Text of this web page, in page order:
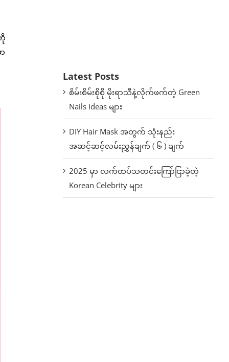
Latest Posts
စိမ်းစိမ်းစိုစို မိုးရာသီနဲ့လိုက်ဖက်တဲ့ Green
Nails Ideas များ
DIY Hair Mask အတွက် သုံးနည်း
အဆင့်ဆင့်လမ်းညွှန်ချက် ( ၆ ) ချက်
2025 မှာ လက်ထပ်သတင်းကြော်ငြာခဲ့တဲ့
Korean Celebrity များ